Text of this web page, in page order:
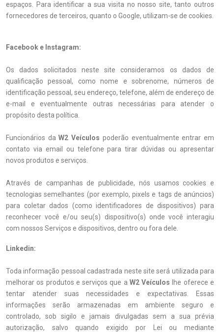
espaços. Para identificar a sua visita no nosso site, tanto outros
fornecedores de terceiros, quanto o Google, utilizam-se de cookies.
Facebook e Instagram:
Os dados solicitados neste site consideramos os dados de
qualificação pessoal, como nome e sobrenome, números de
identificação pessoal, seu endereço, telefone, além de endereço de
e-mail e eventualmente outras necessárias para atender o
propósito desta política.
Funcionários daW2 Veículos poderão eventualmente entrar em
contato via email ou telefone para tirar dúvidas ou apresentar
novos produtos e serviços.
Através de campanhas de publicidade, nós usamos cookies e
tecnologias semelhantes (por exemplo, pixels e tags de anúncios)
para coletar dados (como identificadores de dispositivos) para
reconhecer você e/ou seu(s) dispositivo(s) onde você interagiu
com nossos Serviços e dispositivos, dentro ou fora dele.
Linkedin:
Toda informação pessoal cadastrada neste site será utilizada para
melhorar os produtos e serviços que a W2 Veículos lhe oferece e
tentar atender suas necessidades e expectativas. Essas
informações serão armazenadas em ambiente seguro e
controlado, sob sigilo e jamais divulgadas sem a sua prévia
autorização, salvo quando exigido por Lei ou mediante